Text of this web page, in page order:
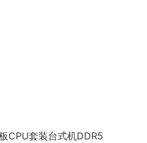
CPU套装台式机DDR5